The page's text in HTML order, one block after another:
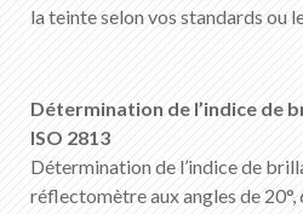
la teinte selon vos standards ou
Détermination de l’indice de
ISO 2813
Détermination de l’indice de
réflectomètre aux angles de 20°,